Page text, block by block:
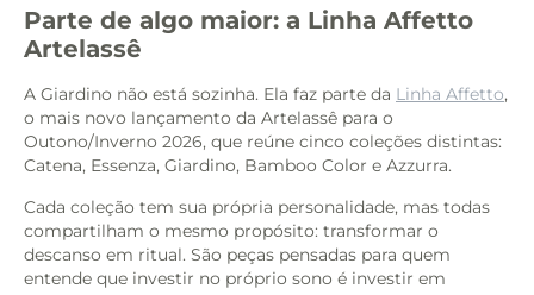
Parte de algo maior: a Linha Affetto
Artelassê
A Giardino não está sozinha. Ela faz parte da Linha Affetto,
o mais novo lançamento da Artelassê para o
Outono/Inverno 2026, que reúne cinco coleções distintas:
Catena, Essenza, Giardino, Bamboo Color e Azzurra.
Cada coleção tem sua própria personalidade, mas todas
compartilham o mesmo propósito: transformar o
descanso em ritual. São peças pensadas para quem
entende que investir no próprio sono é investir em